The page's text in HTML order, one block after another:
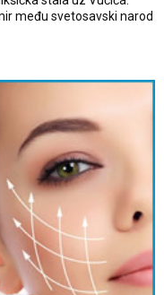
među svetosavski narod